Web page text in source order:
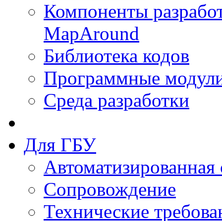
Компоненты
MapAround
Библиотека кодов
Программные
Среда разработки
Для ГБУ
Сопровождение
Технические